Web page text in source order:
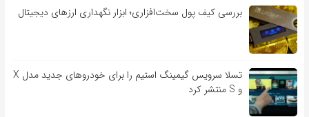
بررسی کیف‌ پول سخت‌افزاری؛ ابزار نگهداری ارزهای دیجیتال
تسلا سرویس گیمینگ استیم را برای خودروهای جدید مدل X
و S منتشر کرد